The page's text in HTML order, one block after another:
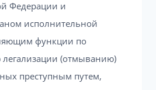
Федерации и
исполнительной
функции по
(отмыванию)
преступным путем,